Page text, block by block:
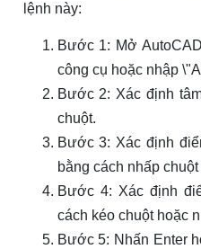
lệnh này:
Bước 1: Mở
công cụ hoặc nhập
Bước 2: Xác định
chuột.
Bước 3: Xác định
bằng cách nhấp
Bước 4: Xác định
cách kéo chuột hoặc
Bước 5: Nhấn Enter